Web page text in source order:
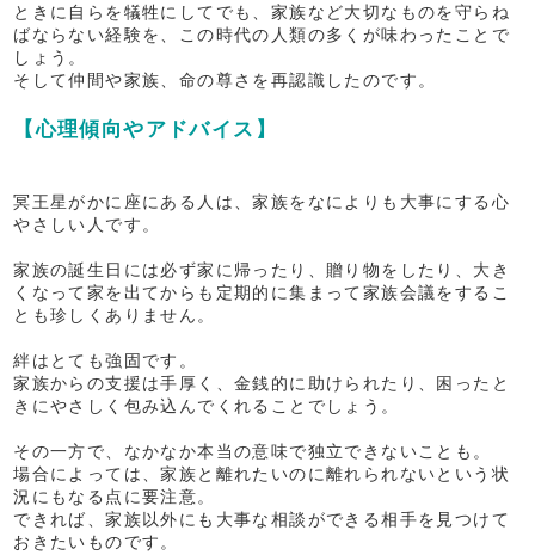
ときに自らを犠牲にしてでも、家族など大切なものを守らね
ばならない経験を、この時代の人類の多くが味わったことで
しょう。
そして仲間や家族、命の尊さを再認識したのです。
【心理傾向やアドバイス】
冥王星がかに座にある人は、家族をなによりも大事にする心
やさしい人です。
家族の誕生日には必ず家に帰ったり、贈り物をしたり、大き
くなって家を出てからも定期的に集まって家族会議をするこ
とも珍しくありません。
絆はとても強固です。
家族からの支援は手厚く、金銭的に助けられたり、困ったと
きにやさしく包み込んでくれることでしょう。
その一方で、なかなか本当の意味で独立できないことも。
場合によっては、家族と離れたいのに離れられないという状
況にもなる点に要注意。
できれば、家族以外にも大事な相談ができる相手を見つけて
おきたいものです。